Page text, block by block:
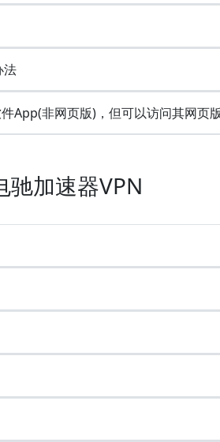
法
App(非网页版)，但可以访问其网页
驰加速器VPN